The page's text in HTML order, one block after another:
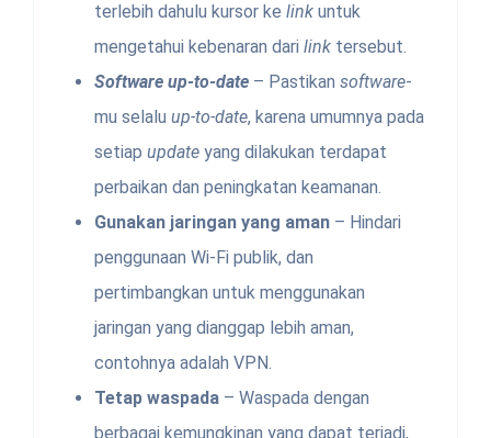
terlebih dahulu kursor ke link untuk
mengetahui kebenaran dari link tersebut.
Software up-to-date – Pastikan software-
mu selalu up-to-date, karena umumnya pada
setiap update yang dilakukan terdapat
perbaikan dan peningkatan keamanan.
Gunakan jaringan yang aman – Hindari
penggunaan Wi-Fi publik, dan
pertimbangkan untuk menggunakan
jaringan yang dianggap lebih aman,
contohnya adalah VPN.
Tetap waspada – Waspada dengan
berbagai kemungkinan yang dapat terjadi,